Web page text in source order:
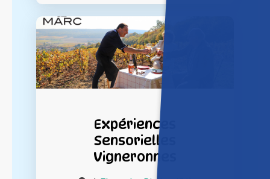
Expériences
Sensorielles
Vigneronnes